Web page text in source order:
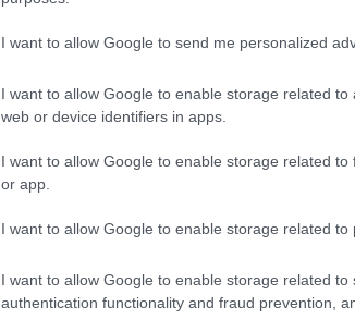
I want to allow Google to send me personalized
I want to allow Google to enable storage related to
web or device identifiers in apps.
I want to allow Google to enable storage related to
or app.
I want to allow Google to enable storage related to
I want to allow Google to enable storage related to
authentication functionality and fraud prevention,